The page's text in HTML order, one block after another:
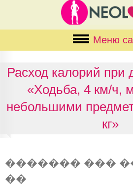
Меню
Расход калорий при
«Ходьба, 4 км/ч,
небольшими
кг»
������� ���
��